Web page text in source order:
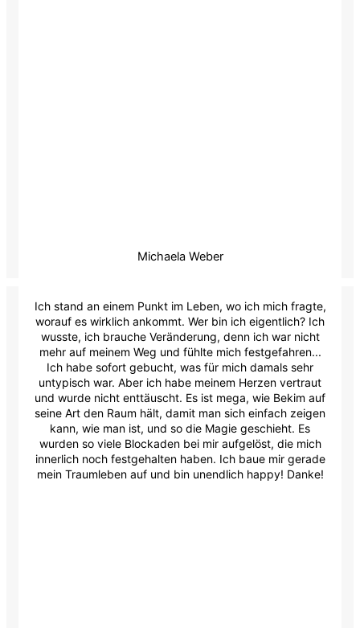
Michaela Weber
Ich stand an einem Punkt im Leben, wo ich mich fragte,
worauf es wirklich ankommt. Wer bin ich eigentlich? Ich
wusste, ich brauche Veränderung, denn ich war nicht
mehr auf meinem Weg und fühlte mich festgefahren...
Ich habe sofort gebucht, was für mich damals sehr
untypisch war. Aber ich habe meinem Herzen vertraut
und wurde nicht enttäuscht. Es ist mega, wie Bekim auf
seine Art den Raum hält, damit man sich einfach zeigen
kann, wie man ist, und so die Magie geschieht. Es
wurden so viele Blockaden bei mir aufgelöst, die mich
innerlich noch festgehalten haben. Ich baue mir gerade
mein Traumleben auf und bin unendlich happy! Danke!